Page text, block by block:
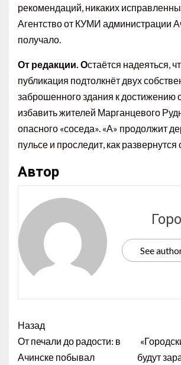
рекомендаций, никаких
Агентство от КУМИ администрации
получало.
От редакции. Остаётся надеяться,
публикация подтолкнёт двух
заброшенного здания к достижению
избавить жителей Марганцевого
опасного «соседа». «А» продолжит
пульсе и проследит, как развернутся
Автор
See
Назад
От печали до радости: в
Ачинске побывал
будут